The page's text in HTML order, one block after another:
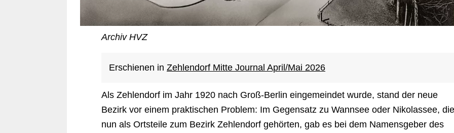
Archiv HVZ
Erschienen in Zehlendorf Mitte Journal April/Mai 2026
Als Zehlendorf im Jahr 1920 nach Groß-Berlin eingemeindet wurde, stand der neue
Bezirk vor einem praktischen Problem: Im Gegensatz zu Wannsee oder Nikolassee, die
nun als Ortsteile zum Bezirk Zehlendorf gehörten, gab es bei dem Namensgeber des